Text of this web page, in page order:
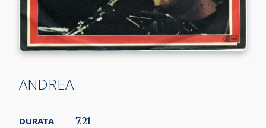
ANDREA
DURATA 7.21